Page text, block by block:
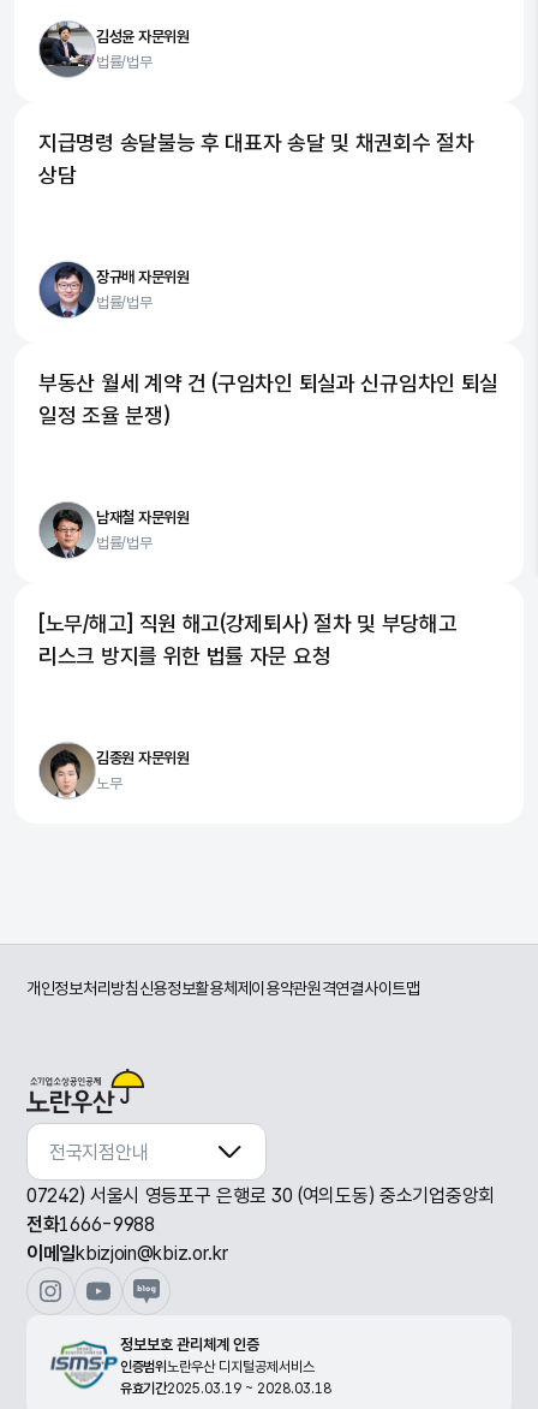
김성윤 자문위원
법률/법무
지급명령 송달불능 후 대표자 송달 및 채권회수 절차
상담
장규배 자문위원
법률/법무
부동산 월세 계약 건 (구임차인 퇴실과 신규임차인 퇴실
일정 조율 분쟁)
남재철 자문위원
법률/법무
[노무/해고] 직원 해고(강제퇴사) 절차 및 부당해고
리스크 방지를 위한 법률 자문 요청
김종원 자문위원
노무
개인정보처리방침신용정보활용체제이용약관원격연결사이트맵
전국지점안내
전국지점안내
07242) 서울시 영등포구 은행로 30 (여의도동) 중소기업중앙회
전화1666-9988
이메일kbizjoin@kbiz.or.kr
정보보호 관리체계 인증
인증범위노란우산 디지털공제서비스
유효기간2025.03.19 ~ 2028.03.18